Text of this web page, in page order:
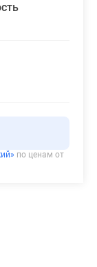
по ценам от